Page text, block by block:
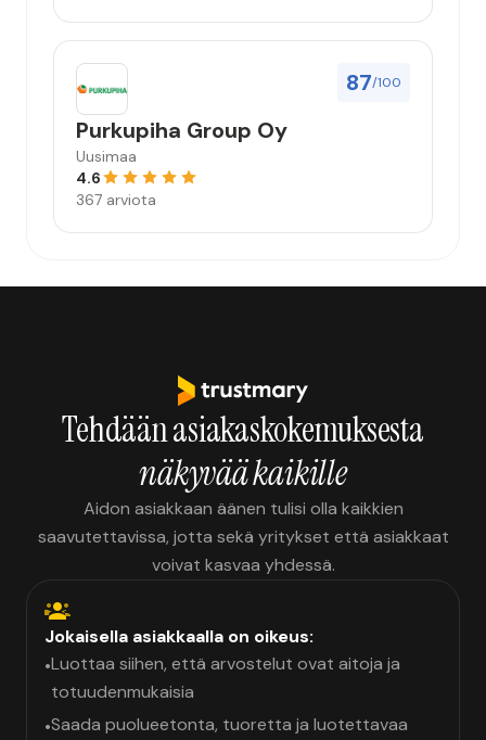
87/100
Purkupiha Group Oy
Uusimaa
4.6
367 arviota
Tehdään asiakaskokemuksesta
näkyvää kaikille
Aidon asiakkaan äänen tulisi olla kaikkien
saavutettavissa, jotta sekä yritykset että asiakkaat
voivat kasvaa yhdessä.
Jokaisella asiakkaalla on oikeus:
•Luottaa siihen, että arvostelut ovat aitoja ja
totuudenmukaisia
•Saada puolueetonta, tuoretta ja luotettavaa